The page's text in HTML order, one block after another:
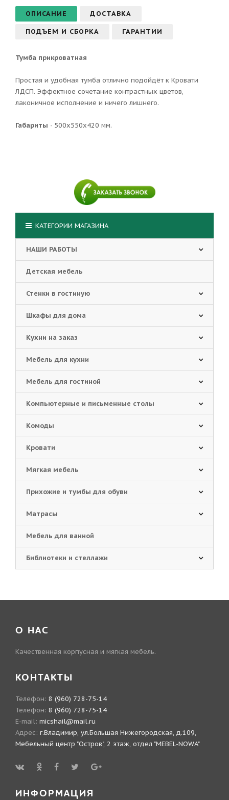
ОПИСАНИЕ ДОСТАВКА
ПОДЪЕМ И СБОРКА ГАРАНТИИ
Тумба прикроватная
Простая и удобная тумба отлично подойдёт к Кровати
ЛДСП. Эффектное сочетание контрастных цветов,
лаконичное исполнение и ничего лишнего.
Габариты - 500х550х420 мм.
КАТЕГОРИИ МАГАЗИНА
НАШИ РАБОТЫ
Детская мебель
Стенки в гостиную
Шкафы для дома
Кухни на заказ
Мебель для кухни
Мебель для гостиной
Компьютерные и письменные столы
Комоды
Кровати
Мягкая мебель
Прихожие и тумбы для обуви
Матрасы
Мебель для ванной
Библиотеки и стеллажи
О НАС
Качественная корпусная и мягкая мебель.
КОНТАКТЫ
Телефон: 8 (960) 728-75-14
Телефон: 8 (960) 728-75-14
E-mail: micshail@mail.ru
Адрес: г.Владимир, ул.Большая Нижегородская, д.109,
Мебельный центр "Остров", 2 этаж, отдел "MEBEL-NOWA"
ИНФОРМАЦИЯ